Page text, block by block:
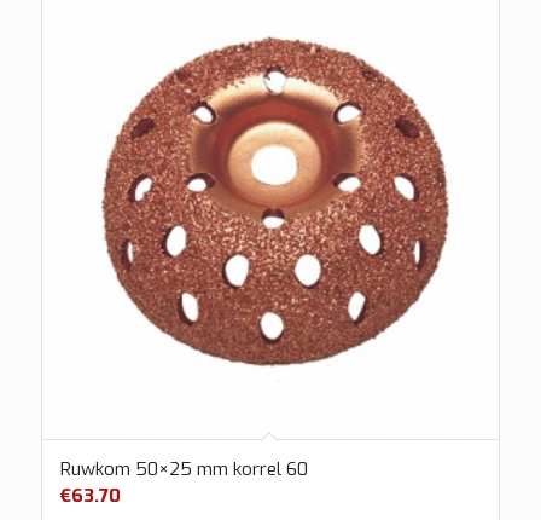
Ruwkom 50×25 mm korrel 60
€63.70